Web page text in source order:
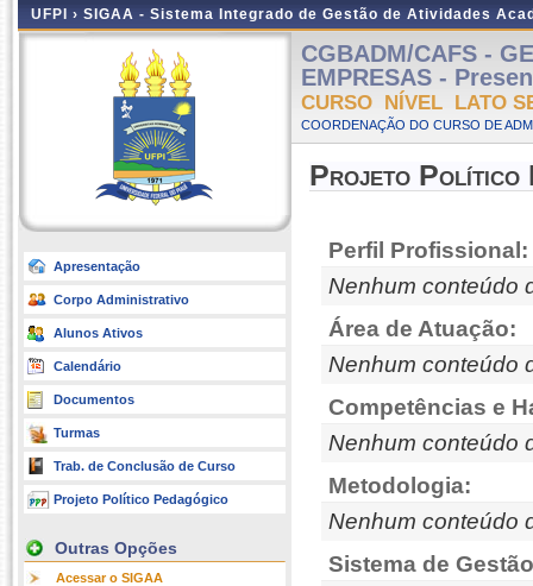
UFPI › SIGAA - Sistema Integrado de Gestão de Atividades
Apresentação
Corpo Administrativo
Alunos Ativos
Calendário
Documentos
Turmas
Trab. de Conclusão de Curso
Projeto Político Pedagógico
Outras Opções
Acessar o SIGAA
CGBADM/CAFS -
EMPRESAS -
CURSO NÍVEL LATO
COORDENAÇÃO DO CURSO DE
Projeto Político
Perfil Profissional:
Nenhum conteúdo
Área de Atuação:
Nenhum conteúdo
Competências e
Nenhum conteúdo
Metodologia:
Nenhum conteúdo
Sistema de